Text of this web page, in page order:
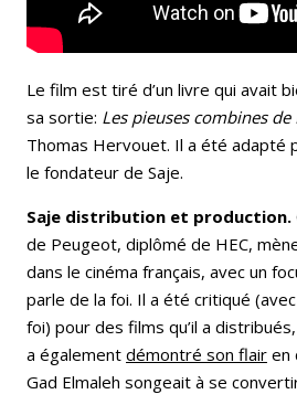
Le film est tiré d’un livre qui avait
sa sortie: Les pieuses combines de
Thomas Hervouet. Il a été adapté
le fondateur de Saje.
Saje distribution et production.
de Peugeot, diplômé de HEC,
dans le cinéma français, avec un
parle de la foi. Il a été critiqué
foi) pour des films qu’il a
a également démontré son flair en
Gad Elmaleh songeait à se